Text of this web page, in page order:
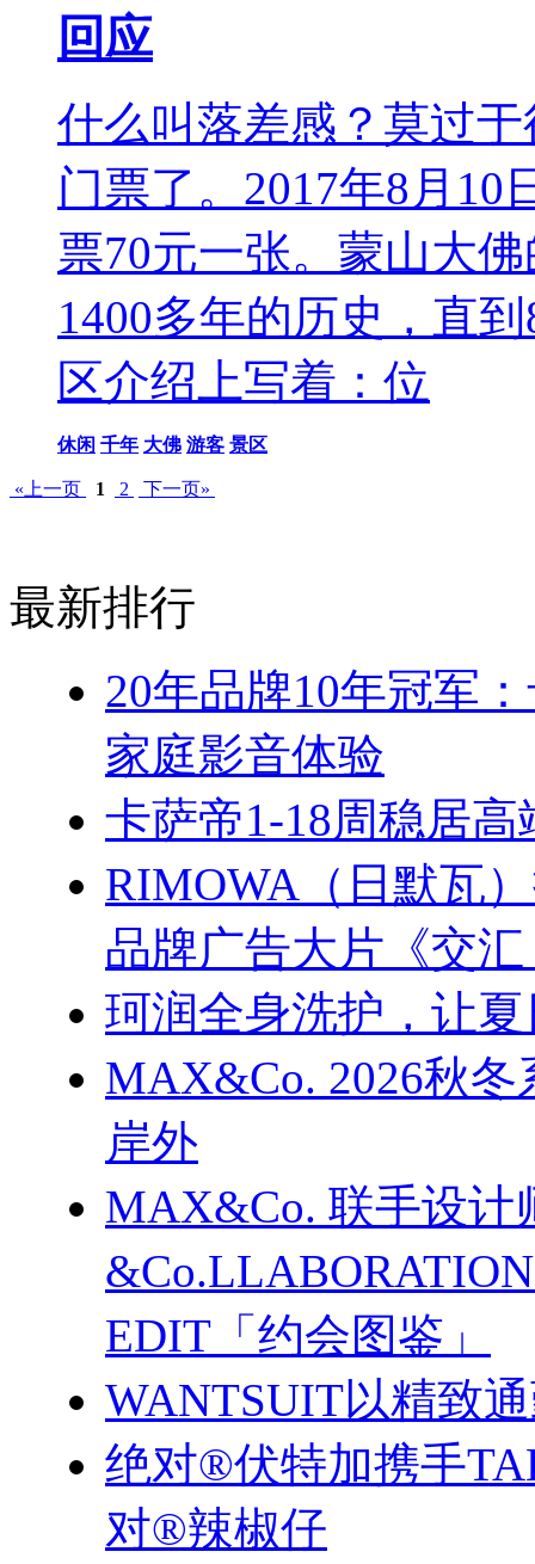
回应
什么叫落差感？莫过
门票了。2017年8月10
票70元一张。蒙山大
1400多年的历史，直
区介绍上写着：位
休闲 千年 大佛 游客 景区
«上一页 1 2 下一页»
最新排行
20年品牌10年冠军
家庭影音体验
卡萨帝1-18周稳居
RIMOWA（日默瓦
品牌广告大片《交
珂润全身洗护，让
MAX&Co. 2026秋
岸外
MAX&Co. 联手设计
EDIT「约会图鉴」
WANTSUIT以精致
绝对®伏特加携手
对®辣椒仔